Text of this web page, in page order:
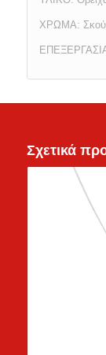
ΧΡΩΜΑ:
Σχετικά